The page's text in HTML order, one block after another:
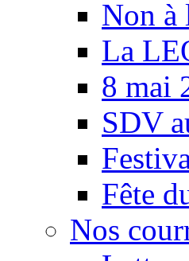
Non à
La
8 mai
SDV
Fête
Nos